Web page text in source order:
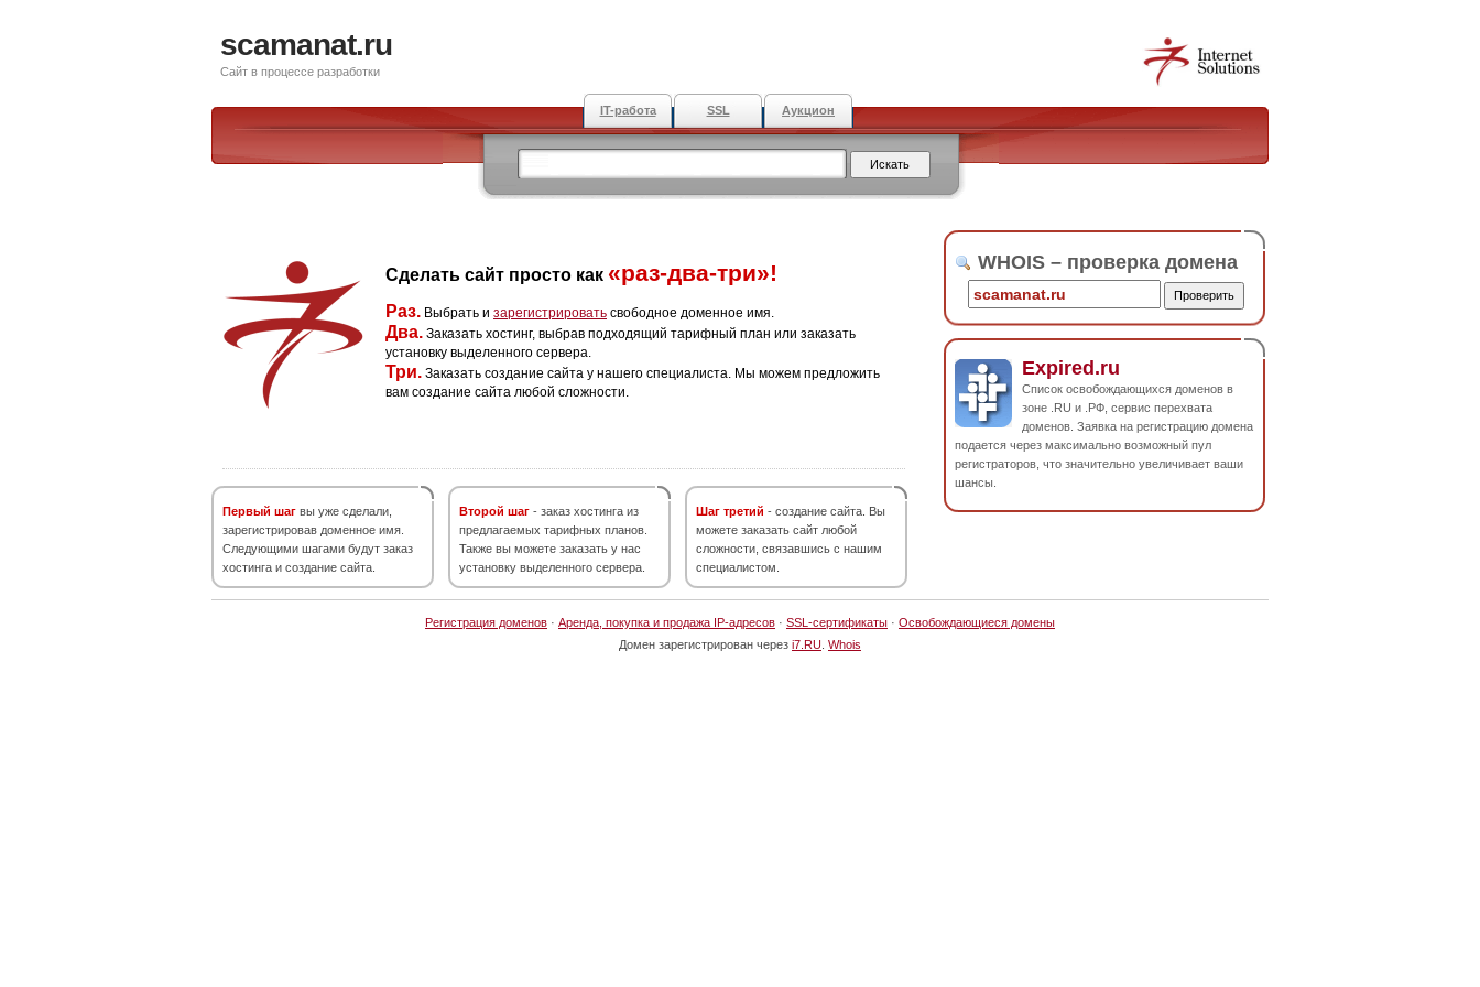
scamanat.ru
Сайт в процессе разработки
IT-работа SSL Аукцион
Сделать сайт просто как «раз-два-три»!
Раз. Выбрать и зарегистрировать свободное доменное имя.
Два. Заказать хостинг, выбрав подходящий тарифный план или заказать
установку выделенного сервера.
Три. Заказать создание сайта у нашего специалиста. Мы можем предложить
вам создание сайта любой сложности.
Первый шаг вы уже сделали,
зарегистрировав доменное имя.
Следующими шагами будут заказ
хостинга и создание сайта.
Второй шаг - заказ хостинга из
предлагаемых тарифных планов.
Также вы можете заказать у нас
установку выделенного сервера.
Шаг третий - создание сайта. Вы
можете заказать сайт любой
сложности, связавшись с нашим
специалистом.
WHOIS – проверка домена
Expired.ru
Список освобождающихся доменов в
зоне .RU и .РФ, сервис перехвата
доменов. Заявка на регистрацию домена
подается через максимально возможный пул
регистраторов, что значительно увеличивает ваши
шансы.
Регистрация доменов · Аренда, покупка и продажа IP-адресов · SSL-сертификаты · Освобождающиеся домены
Домен зарегистрирован через i7.RU Whois